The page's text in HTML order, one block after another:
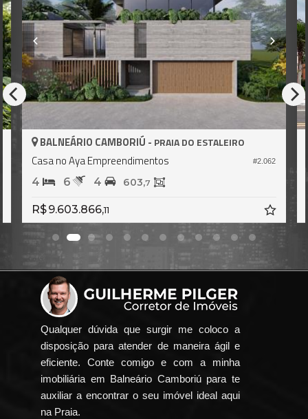
#2.062
BALNEÁRIO CAMBORIÚ - PRAIA DO ESTALEIRO
Casa no Aya Empreendimentos
4 6 4 603,7
R$ 9.603.866,11
Qualquer dúvida que surgir me coloco a
disposição para atender de maneira ágil e
eficiente. Conte comigo e com a minha
imobiliária em Balneário Camboriú para te
auxiliar a encontrar o seu imóvel ideal aqui
na Praia.